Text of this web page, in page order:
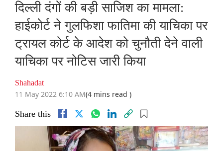
दिल्ली दंगों की बड़ी साजिश का मामला:
हाईकोर्ट ने गुलफिशा फातिमा की याचिका पर
ट्रायल कोर्ट के आदेश को चुनौती देने वाली
याचिका पर नोटिस जारी किया
Shahadat
11 May 2022 6:10 AM(4 mins read )
Share this